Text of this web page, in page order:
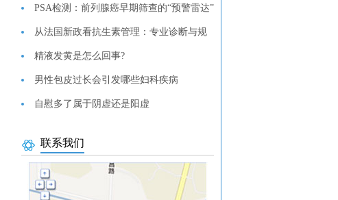
PSA检测：前列腺癌早期筛查的“预警雷达”
从法国新政看抗生素管理：专业诊断与规
范使用的重要性
精液发黄是怎么回事?
男性包皮过长会引发哪些妇科疾病
自慰多了属于阴虚还是阳虚
联系我们